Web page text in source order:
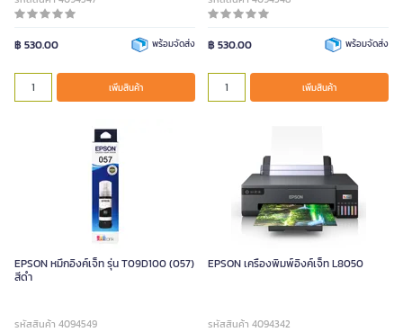
฿ 530.00 พร้อมจัดส่ง
เพิ่มสินค้า
฿ 530.00 พร้อมจัดส่ง
เพิ่มสินค้า
EPSON หมึกอิงค์เจ็ท รุ่น T09D100 (057)
สีดำ
รหัสสินค้า 4094549
EPSON เครื่องพิมพ์อิงค์เจ็ท L8050
รหัสสินค้า 4094342